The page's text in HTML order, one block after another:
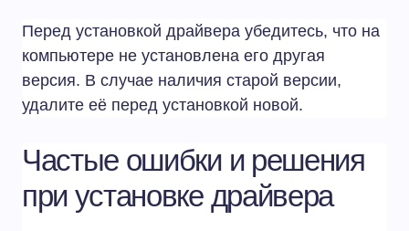
Перед установкой драйвера убедитесь, что на
компьютере не установлена его другая
версия. В случае наличия старой версии,
удалите её перед установкой новой.
Частые ошибки и решения
при установке драйвера